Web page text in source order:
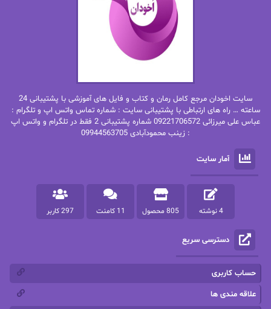
بهار سلطانی
بهاره شیرازی
بهاره.م
بیتا فرخی
پاتریشیا ویلسون پرتو فرهمند
پرستو اسحقی
پرستو مهاجر
پرهام رسولی
پروانه قدیمی پروانه محمدی
پریسا شکور(طوفان خاموش)
پنلوپه وارد
سایت اخودان مرجع کامل رمان و کتاب و فایل های آموزشی با پشتیبانی 24
ساعته … راه های ارتباطی با پشتیبانی سایت : شماره تماس واتس اپ و تلگرام :
عباس علی میرزائی 09221706572 شماره پشتیبانی 2 فقط در تلگرام و واتس اپ
: زینب محمودآبادی 09944563705
آمار سایت
4 نوشته 805 محصول 11 کامنت 297 کاربر
دسترسی سریع
حساب کاربری
علاقه مندی ها